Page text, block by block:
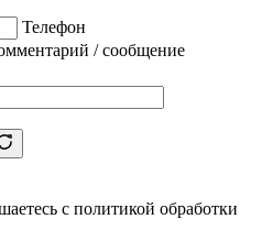
Телефон
/ сообщение
с политикой обработки